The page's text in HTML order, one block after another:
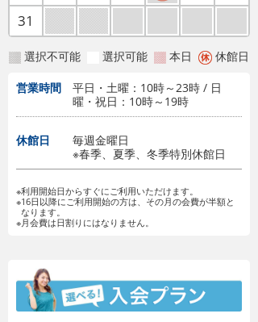
31
選択不可能 選択可能 本日 休館日
営業時間
平日・土曜：10時～23時 / 日
曜・祝日：10時～19時
休館日
毎週金曜日
※春季、夏季、冬季特別休館日
※利用開始日からすぐにご利用いただけます。
※16日以降にご利用開始の方は、その月の会費が半額と
なります。
※月会費は日割りにはなりません。